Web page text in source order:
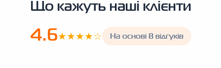
Що кажуть наші клієнти
4.6★★★★☆ На основі 8 відгуків